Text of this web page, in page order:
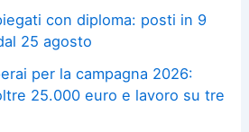
con diploma: posti in 9
25 agosto
per la campagna 2026:
25.000 euro e lavoro su tre